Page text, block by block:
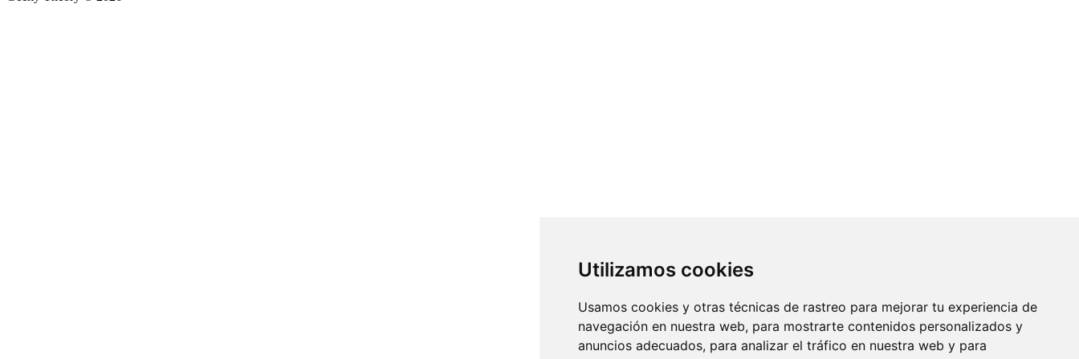
Utilizamos cookies
Usamos cookies y otras técnicas de rastreo para mejorar tu experiencia de
navegación en nuestra web, para mostrarte contenidos personalizados y
anuncios adecuados, para analizar el tráfico en nuestra web y para